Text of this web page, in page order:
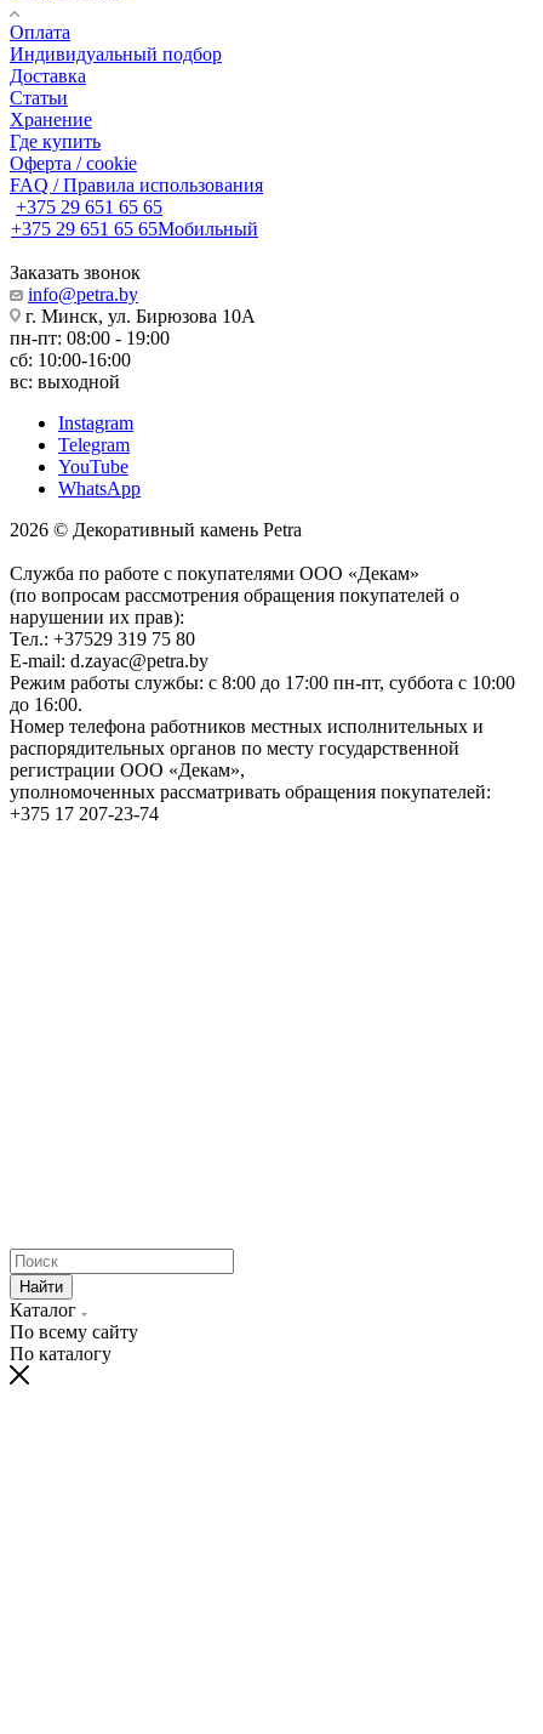
Оплата
Индивидуальный подбор
Доставка
Статьи
Хранение
Где купить
Оферта / cookie
FAQ / Правила использования
+375 29 651 65 65
+375 29 651 65 65Мобильный
Заказать звонок
info@petra.by
г. Минск, ул. Бирюзова 10А
пн-пт: 08:00 - 19:00
сб: 10:00-16:00
вс: выходной
Instagram
Telegram
YouTube
WhatsApp
2026 © Декоративный камень Petra
Служба по работе с покупателями ООО «Декам»
(по вопросам рассмотрения обращения покупателей о
нарушении их прав):
Тел.: +37529 319 75 80
E-mail: d.zayac@petra.by
Режим работы службы: с 8:00 до 17:00 пн-пт, суббота с 10:00
до 16:00.
Номер телефона работников местных исполнительных и
распорядительных органов по месту государственной
регистрации ООО «Декам»,
уполномоченных рассматривать обращения покупателей:
+375 17 207-23-74
Найти
Каталог
По всему сайту
По каталогу